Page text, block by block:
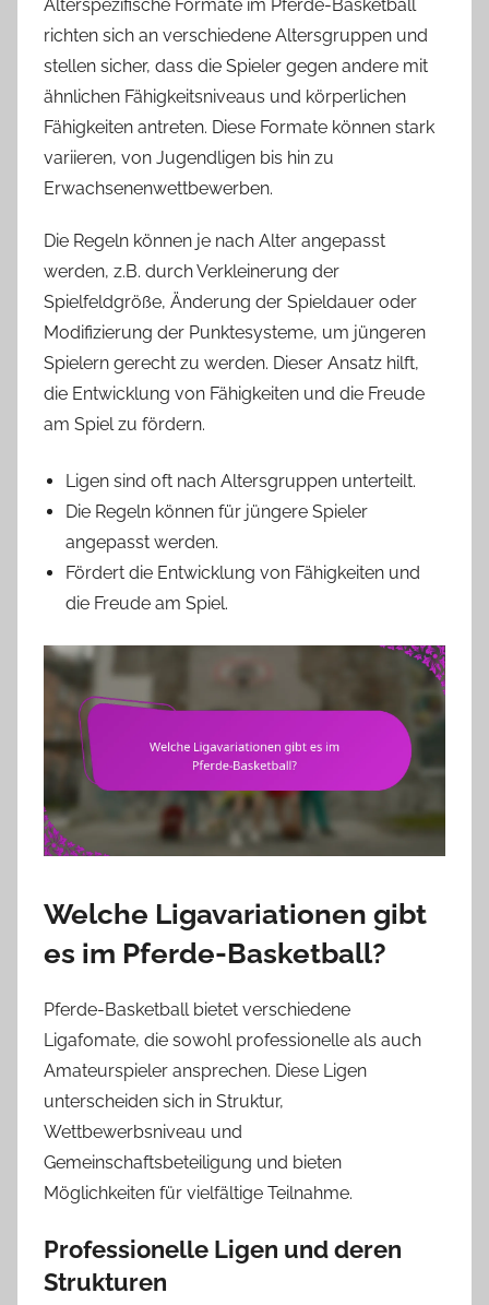
Alterspezifische Formate im Pferde-Basketball
richten sich an verschiedene Altersgruppen und
stellen sicher, dass die Spieler gegen andere mit
ähnlichen Fähigkeitsniveaus und körperlichen
Fähigkeiten antreten. Diese Formate können stark
variieren, von Jugendligen bis hin zu
Erwachsenenwettbewerben.
Die Regeln können je nach Alter angepasst
werden, z.B. durch Verkleinerung der
Spielfeldgröße, Änderung der Spieldauer oder
Modifizierung der Punktesysteme, um jüngeren
Spielern gerecht zu werden. Dieser Ansatz hilft,
die Entwicklung von Fähigkeiten und die Freude
am Spiel zu fördern.
Ligen sind oft nach Altersgruppen unterteilt.
Die Regeln können für jüngere Spieler
angepasst werden.
Fördert die Entwicklung von Fähigkeiten und
die Freude am Spiel.
Welche Ligavariationen gibt
es im Pferde-Basketball?
Pferde-Basketball bietet verschiedene
Ligafomate, die sowohl professionelle als auch
Amateurspieler ansprechen. Diese Ligen
unterscheiden sich in Struktur,
Wettbewerbsniveau und
Gemeinschaftsbeteiligung und bieten
Möglichkeiten für vielfältige Teilnahme.
Professionelle Ligen und deren
Strukturen